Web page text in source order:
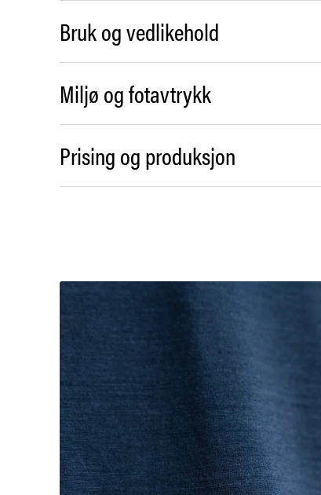
Bruk og vedlikehold
Miljø og fotavtrykk
Prising og produksjon